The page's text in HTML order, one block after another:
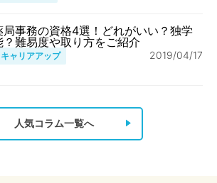
局事務の資格4選！どれがいい？独学
？難易度や取り方をご紹介
ャリアアップ 2019/04/17
人気コラム一覧へ